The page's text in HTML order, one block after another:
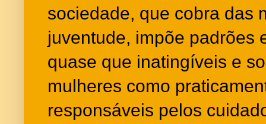
sociedade, que cobra das
juventude, impõe padrões
quase que inatingíveis e
mulheres como
responsáveis pelos